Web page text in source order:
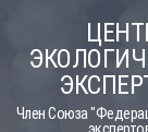
content
Член Союза